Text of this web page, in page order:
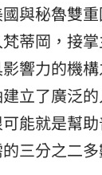
與秘魯雙
蒂岡，接掌
響力的機
立了廣泛
能就是幫
三分之二多